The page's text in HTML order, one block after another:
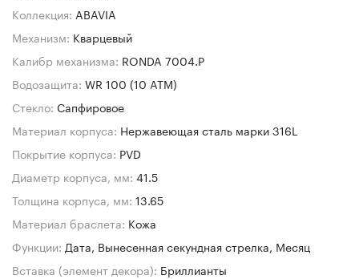
Коллекция: ABAVIA
Механизм: Кварцевый
Калибр механизма: RONDA 7004.P
Водозащита: WR 100 (10 ATM)
Стекло: Сапфировое
Материал корпуса: Нержавеющая сталь марки 316L
Покрытие корпуса: PVD
Диаметр корпуса, мм: 41.5
Толщина корпуса, мм: 13.65
Материал браслета: Кожа
Функции: Дата, Вынесенная секундная стрелка, Месяц
Вставка (элемент декора): Бриллианты